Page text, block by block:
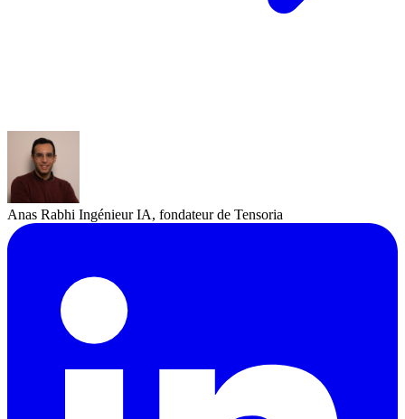
Anas Rabhi Ingénieur IA, fondateur de Tensoria